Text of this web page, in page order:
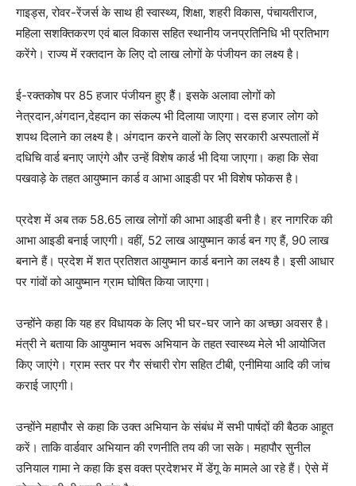
गाइड्स, रोवर-रेंजर्स के साथ ही स्वास्थ्य, शिक्षा, शहरी विकास, पंचायतीराज,
महिला सशक्तिकरण एवं बाल विकास सहित स्थानीय जनप्रतिनिधि भी प्रतिभाग
करेंगे। राज्य में रक्तदान के लिए दो लाख लोगों के पंजीयन का लक्ष्य है।
ई-रक्तकोष पर 85 हजार पंजीयन हुए हैैं। इसके अलावा लोगों को
नेत्रदान,अंगदान,देहदान का संकल्प भी दिलाया जाएगा। दस हजार लोग को
शपथ दिलाने का लक्ष्य है। अंगदान करने वालों के लिए सरकारी अस्पतालों में
दधिचि वार्ड बनाए जाएंगे और उन्हें विशेष कार्ड भी दिया जाएगा। कहा कि सेवा
पखवाड़े के तहत आयुष्मान कार्ड व आभा आइडी पर भी विशेष फोकस है।
प्रदेश में अब तक 58.65 लाख लोगों की आभा आइडी बनी है। हर नागरिक की
आभा आइडी बनाई जाएगी। वहीं, 52 लाख आयुष्मान कार्ड बन गए हैं, 90 लाख
बनाने हैं। प्रदेश में शत प्रतिशत आयुष्मान कार्ड बनाने का लक्ष्य है। इसी आधार
पर गांवों को आयुष्मान ग्राम घोषित किया जाएगा।
उन्होंने कहा कि यह हर विधायक के लिए भी घर-घर जाने का अच्छा अवसर है।
मंत्री ने बताया कि आयुष्मान भवरू अभियान के तहत स्वास्थ्य मेले भी आयोजित
किए जाएंगे। ग्राम स्तर पर गैर संचारी रोग सहित टीबी, एनीमिया आदि की जांच
कराई जाएगी।
उन्होंने महापौर से कहा कि उक्त अभियान के संबंध में सभी पार्षदों की बैठक आहूत
करें। ताकि वार्डवार अभियान की रणनीति तय की जा सके। महापौर सुनील
उनियाल गामा ने कहा कि इस वक्त प्रदेशभर में डेंगू के मामले आ रहे हैं। ऐसे में